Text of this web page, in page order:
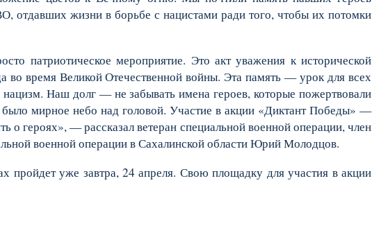
отдавших жизни в борьбе с нацистами ради того, чтобы их потомки
патриотическое мероприятие. Это акт уважения к исторической
во время Великой Отечественной войны. Эта память — урок для всех
Наш долг — не забывать имена героев, которые пожертвовали
мирное небо над головой. Участие в акции «Диктант Победы» —
о героях», — рассказал ветеран специальной военной операции, член
военной операции в Сахалинской области Юрий Молодцов.
пройдет уже завтра, 24 апреля. Свою площадку для участия в акции